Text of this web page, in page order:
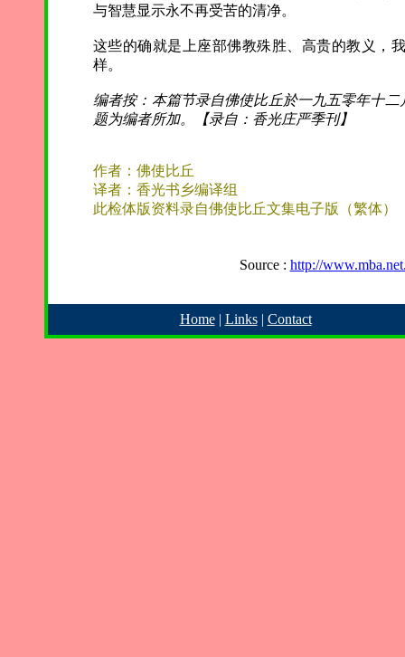
与智慧显示永不再受苦的清净。
这些的确就是上座部佛教殊胜、高贵的教义，
样。
编者按：本篇节录自佛使比丘於一九五零年十
题为编者所加。【录自：香光庄严季刊】
作者：佛使比丘
译者：香光书乡编译组
此检体版资料录自佛使比丘文集电子版（繁体）
Source : http://
Home| Links| Contact